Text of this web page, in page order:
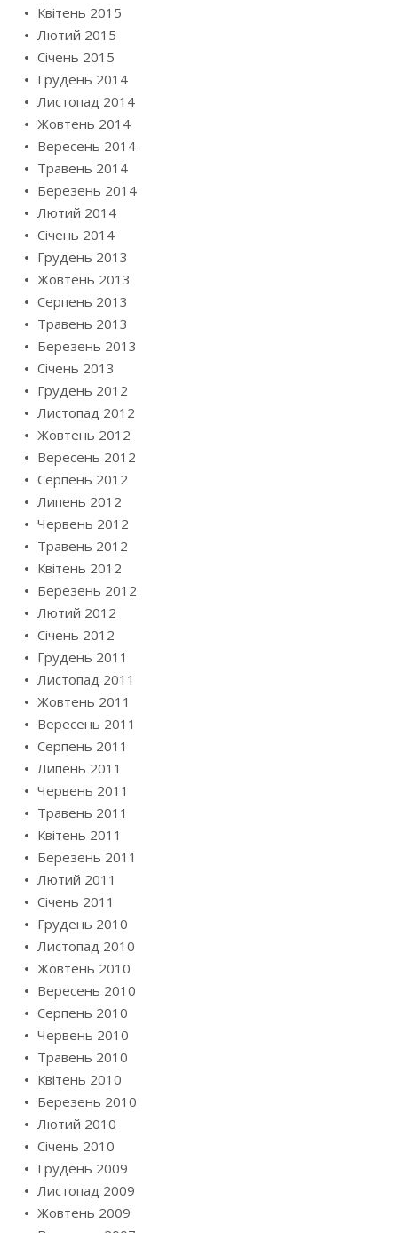
Квітень 2015
Лютий 2015
Січень 2015
Грудень 2014
Листопад 2014
Жовтень 2014
Вересень 2014
Травень 2014
Березень 2014
Лютий 2014
Січень 2014
Грудень 2013
Жовтень 2013
Серпень 2013
Травень 2013
Березень 2013
Січень 2013
Грудень 2012
Листопад 2012
Жовтень 2012
Вересень 2012
Серпень 2012
Липень 2012
Червень 2012
Травень 2012
Квітень 2012
Березень 2012
Лютий 2012
Січень 2012
Грудень 2011
Листопад 2011
Жовтень 2011
Вересень 2011
Серпень 2011
Липень 2011
Червень 2011
Травень 2011
Квітень 2011
Березень 2011
Лютий 2011
Січень 2011
Грудень 2010
Листопад 2010
Жовтень 2010
Вересень 2010
Серпень 2010
Червень 2010
Травень 2010
Квітень 2010
Березень 2010
Лютий 2010
Січень 2010
Грудень 2009
Листопад 2009
Жовтень 2009